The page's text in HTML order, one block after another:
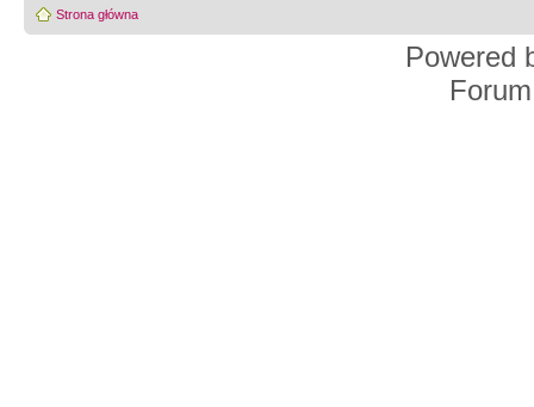
Strona główna
Powered